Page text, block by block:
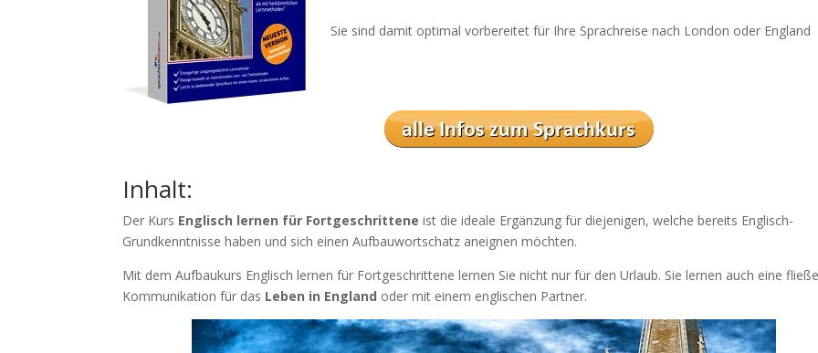
Sie sind damit optimal vorbereitet für Ihre Sprachreise nach London oder England
Inhalt:
Der Kurs Englisch lernen für Fortgeschrittene ist die ideale Ergänzung für diejenigen, welche bereits Englisch-
Grundkenntnisse haben und sich einen Aufbauwortschatz aneignen möchten.
Mit dem Aufbaukurs Englisch lernen für Fortgeschrittene lernen Sie nicht nur für den Urlaub. Sie lernen auch eine
Kommunikation für das Leben in England oder mit einem englischen Partner.